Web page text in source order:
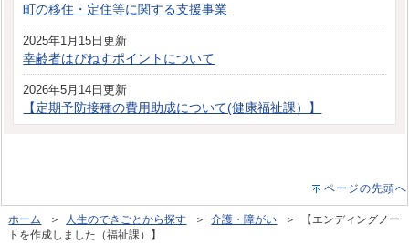
町の移住・定住等に関する支援事業
2025年1月15日更新
幸齢者はぴねすポイントについて
2026年5月14日更新
【定期予防接種の費用助成について(健康福祉課）】
ページの先頭へ
ホーム ＞ 人生のできごとから探す ＞介護・障がい ＞ 【エンディングノー
トを作成しました（福祉課）】